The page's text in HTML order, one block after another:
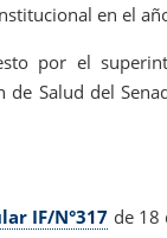
en el
por el
Salud del
IF/N°317 de 18